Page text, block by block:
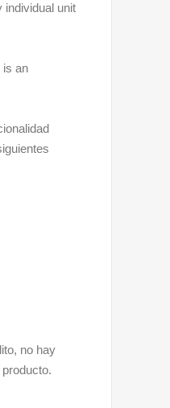
individual unit
is an
no hay